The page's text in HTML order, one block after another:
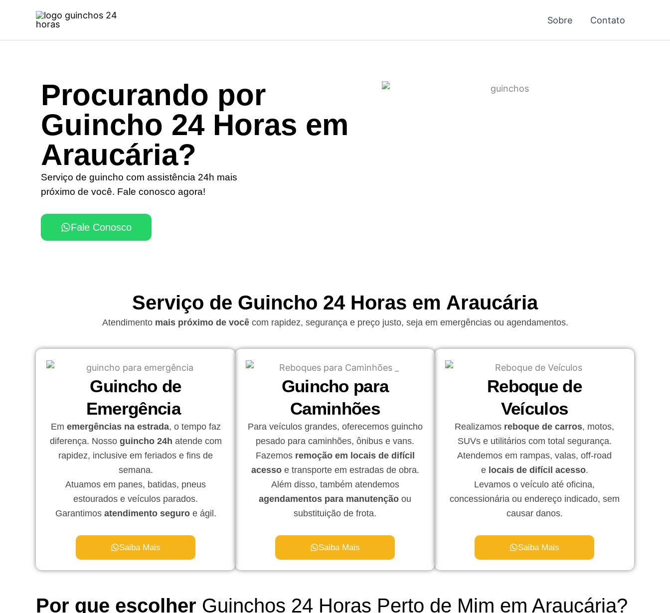
Sobre Contato
Procurando por
Guincho 24 Horas em
Araucária?
Serviço de guincho com assistência 24h mais
próximo de você. Fale conosco agora!
Fale Conosco
Serviço de Guincho 24 Horas em Araucária
Atendimento mais próximo de vocêcom rapidez, segurança e preço justo, seja em emergências ou agendamentos.
Guincho de
Emergência ​
Em emergências na estrada, o tempo faz
diferença. Nosso guincho 24h atende com
rapidez, inclusive em feriados e fins de
semana.
Atuamos em panes, batidas, pneus
estourados e veículos parados.
Garantimos atendimento seguroe ágil.
Saiba Mais
Guincho para
Caminhões
Para veículos grandes, oferecemos guincho
pesado para caminhões, ônibus e vans.
Fazemos remoção em locais de difícil
acessoe transporte em estradas de obra.
Além disso, também atendemos
agendamentos para manutenção ou
substituição de frota.
Saiba Mais
Reboque de
Veículos
Realizamos reboque de carros, motos,
SUVs e utilitários com total segurança.
Atendemos em rampas, valas, off-road
e locais de difícil acesso.
Levamos o veículo até oficina,
concessionária ou endereço indicado, sem
causar danos.
Saiba Mais
Por que escolher Guinchos 24 Horas Perto de Mim em Araucária?